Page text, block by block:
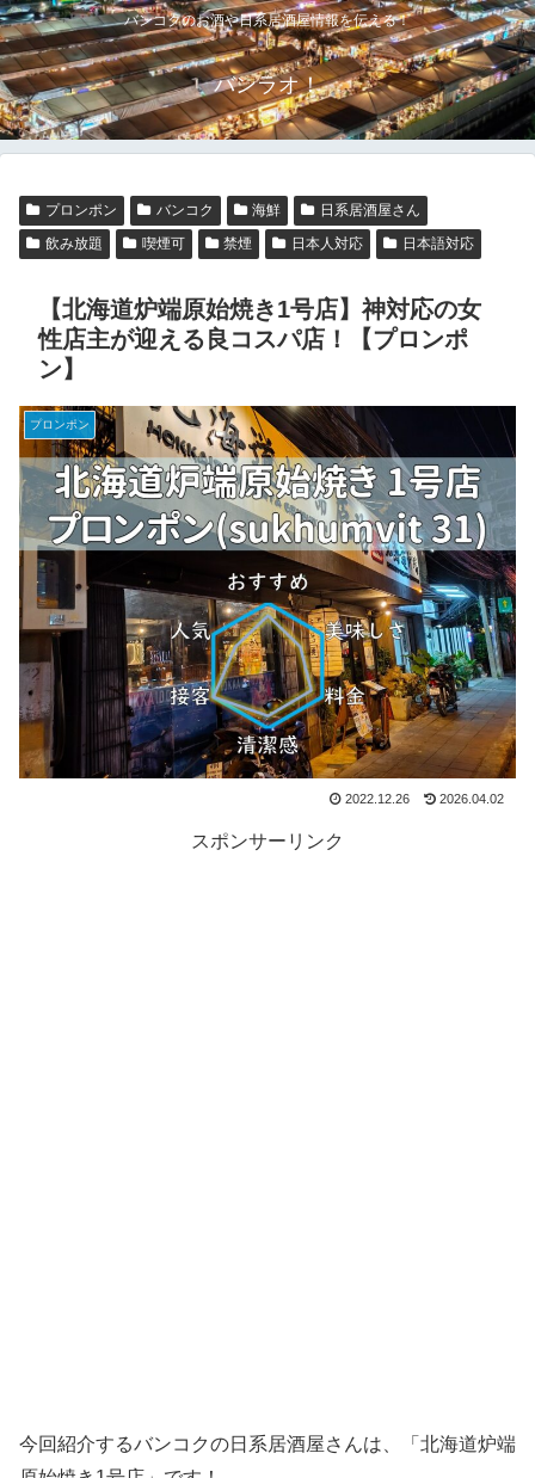
バンコクのお酒や日系居酒屋情報を伝える！
バンラオ！
プロンポン バンコク 海鮮
日系居酒屋さん
飲み放題
喫煙可 禁煙 日本人対応 日本語対応
【北海道炉端原始焼き1号店】神対応の女
性店主が迎える良コスパ店！【プロンポ
ン】
プロンポン
2022.12.26 2026.04.02
スポンサーリンク
今回紹介するバンコクの日系居酒屋さんは、「北海道炉端